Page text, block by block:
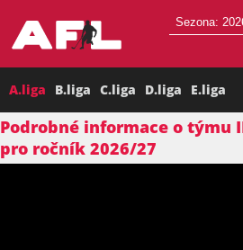
A.liga B.liga C.liga D.liga E.liga
Podrobné informace o týmu
pro ročník 2026/27